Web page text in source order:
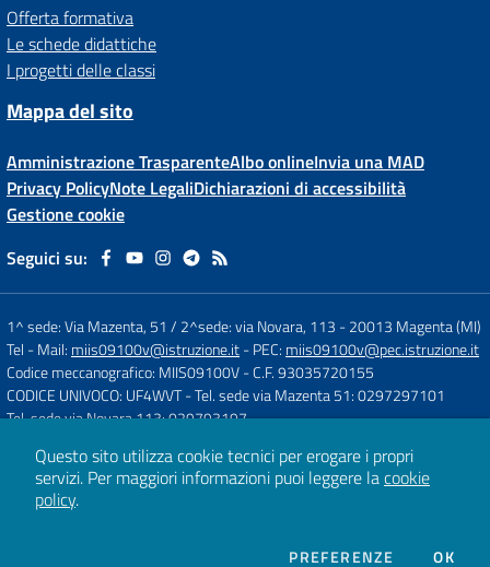
Offerta formativa
Le schede didattiche
I progetti delle classi
Mappa del sito
Amministrazione TrasparenteAlbo onlineInvia una MAD
Privacy PolicyNote LegaliDichiarazioni di accessibilità
Gestione cookie
Seguici su:
1^ sede: Via Mazenta, 51 / 2^sede: via Novara, 113 -20013 Magenta (MI)
Tel - Mail: miis09100v@istruzione.it- PEC: miis09100v@pec.istruzione.it
Codice meccanografico: MIIS09100V- C.F. 93035720155
CODICE UNIVOCO: UF4WVT- Tel. sede via Mazenta 51: 0297297101
Tel. sede via Novara 113: 029793197
Concept & Design by
Designers Italia
Questo sito utilizza cookie tecnici per erogare i propri
servizi. Per maggiori informazioni puoi leggere lacookie
policy.
PREFERENZE DEI COOKIE
OK